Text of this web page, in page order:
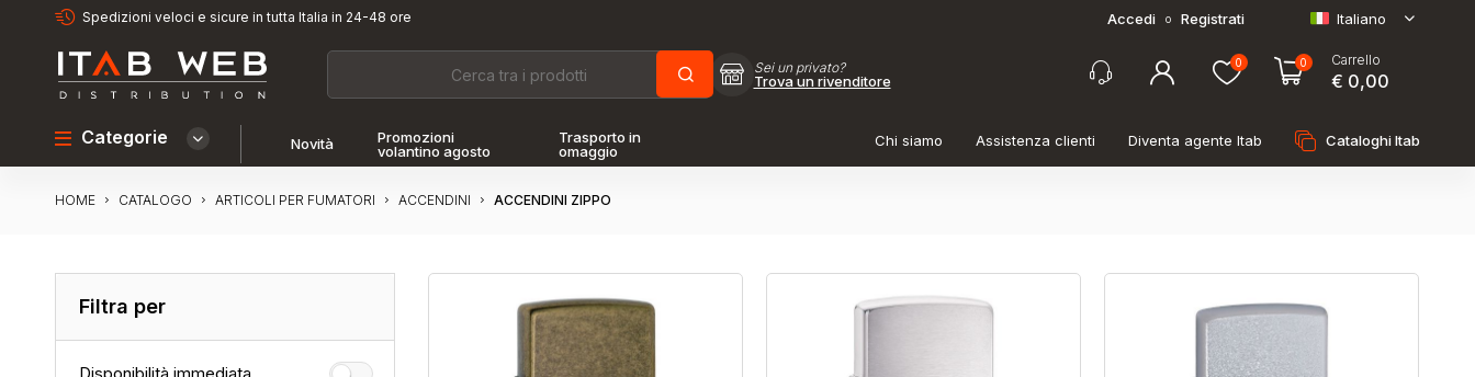
Spedizioni veloci e sicure in tutta Italia in 24-48 ore Accedi o Registrati Italiano
Sei un privato?
Trova un rivenditore
0 0 Carrello
€ 0,00
Categorie Novità
Promozioni
volantino agosto
Trasporto in
omaggio
Chi siamo Assistenza clienti Diventa agente Itab Cataloghi Itab
HOME CATALOGO ARTICOLI PER FUMATORI ACCENDINI ACCENDINI ZIPPO
Filtra per